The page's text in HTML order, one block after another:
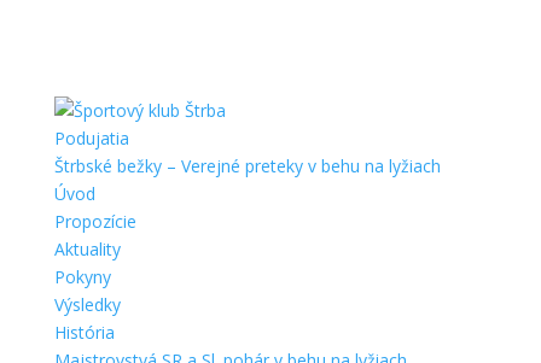
Podujatia
Štrbské bežky – Verejné preteky v behu na lyžiach
Úvod
Propozície
Aktuality
Pokyny
Výsledky
História